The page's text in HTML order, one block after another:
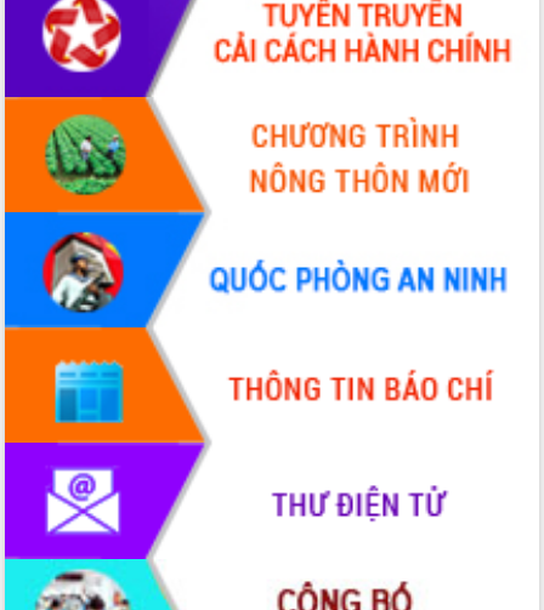
Định vị cà phê Việt Nam như một “di
sản sống” trong dòng chảy toàn cầu
Xây dựng nông thôn mới: Nâng cao đời
sống người dân từ những mô hình thiết
Quyết liệt tháo gỡ vướng mắc, đẩy
nhanh tiến độ các dự án trọng điểm
trong Khu kinh tế Nam Phú Yên
Hòn Yến phát triển du lịch gắn với bảo
tồn biển
Lấy ý kiến điều chỉnh Quy hoạch tỉnh
Đắk Lắk thời kỳ 2021-2030, tầm nhìn
đến năm 2050
Phát động chiến dịch 30 ngày đêm
giải phóng mặt bằng Tuyến đường bộ
Đắk Lắk nỗ lực thúc đẩy tăng trưởng
kinh tế từ 10% trở lên trong Quý
II/2026
Đắk Lắk ký kết thỏa thuận hợp tác về
chuyển đổi số giai đoạn 2026 – 2030
với Tập đoàn Bưu chính Viễn thông
Việt Nam